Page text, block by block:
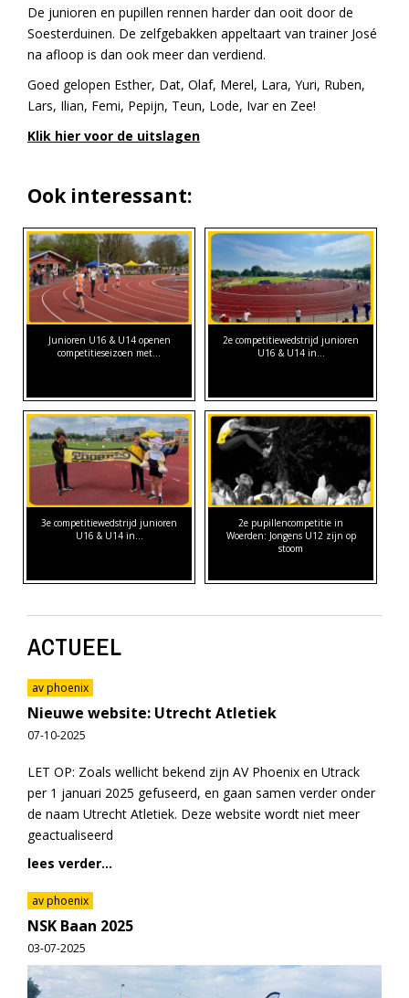
De junioren en pupillen rennen harder dan ooit door de
Soesterduinen. De zelfgebakken appeltaart van trainer José
na afloop is dan ook meer dan verdiend.
Goed gelopen Esther, Dat, Olaf, Merel, Lara, Yuri, Ruben,
Lars, Ilian, Femi, Pepijn, Teun, Lode, Ivar en Zee!
Klik hier voor de uitslagen
Ook interessant:
Junioren U16 & U14 openen
competitieseizoen met…
2e competitiewedstrijd junioren
U16 & U14 in…
3e competitiewedstrijd junioren
U16 & U14 in…
2e pupillencompetitie in
Woerden: Jongens U12 zijn op
stoom
ACTUEEL
av phoenix
Nieuwe website: Utrecht Atletiek
07-10-2025
LET OP: Zoals wellicht bekend zijn AV Phoenix en Utrack
per 1 januari 2025 gefuseerd, en gaan samen verder onder
de naam Utrecht Atletiek. Deze website wordt niet meer
geactualiseerd
lees verder...
av phoenix
NSK Baan 2025
03-07-2025